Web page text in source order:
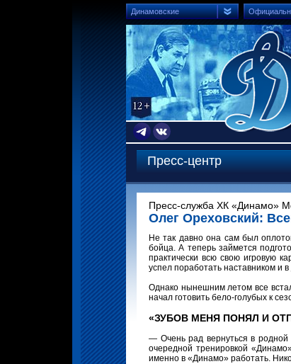
Динамовские
Пресс-центр
Пресс-служба ХК «Динамо»
Олег Ореховский:
Не так давно она сам был
бойца. А теперь займется
практически всю свою игровую
успел поработать наставником и
Однако нынешним летом все
начал готовить бело-голубых к
«ЗУБОВ МЕНЯ ПОНЯЛ И
— Очень рад вернуться в родной
очередной тренировкой
именно в «Динамо» работать.